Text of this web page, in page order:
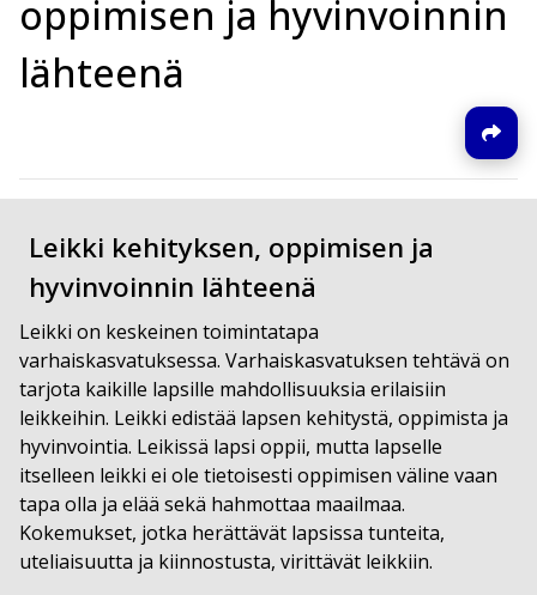
oppimisen ja hyvinvoinnin
lähteenä
Leikki kehityksen, oppimisen ja
hyvinvoinnin lähteenä
Leikki on keskeinen toimintatapa
varhaiskasvatuksessa. Varhaiskasvatuksen tehtävä on
tarjota kaikille lapsille mahdollisuuksia erilaisiin
leikkeihin. Leikki edistää lapsen kehitystä, oppimista ja
hyvinvointia. Leikissä lapsi oppii, mutta lapselle
itselleen leikki ei ole tietoisesti oppimisen väline vaan
tapa olla ja elää sekä hahmottaa maailmaa.
Kokemukset, jotka herättävät lapsissa tunteita,
uteliaisuutta ja kiinnostusta, virittävät leikkiin.